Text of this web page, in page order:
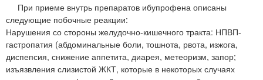
При приеме внутрь препаратов ибупрофена описаны
следующие побочные реакции:
Нарушения со стороны желудочно-кишечного тракта: НПВП-
гастропатия (абдоминальные боли, тошнота, рвота, изжога,
диспепсия, снижение аппетита, диарея, метеоризм, запор;
изъязвления слизистой ЖКТ, которые в некоторых случаях